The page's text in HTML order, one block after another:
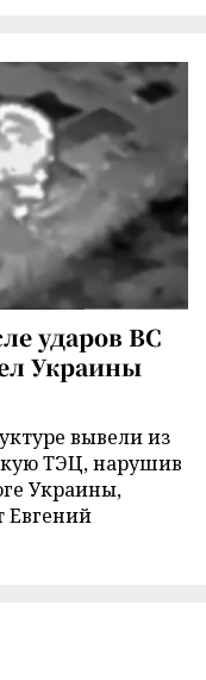
ударов ВС
Украины
вывели из
ТЭЦ, нарушив
Украины,
Евгений